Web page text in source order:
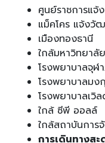
ศูนย์ราชการแจ้
แม็คโคร แจ้งวั
เมือง
ใกล้มหาวิทยา
โรงพยาบาลจุ
โรงพยาบาลม
โรงพยาบาลเวิ
ใกล้ ซีพี ออลล์
ใกล้สถาบันกา
การเดินทางสะ